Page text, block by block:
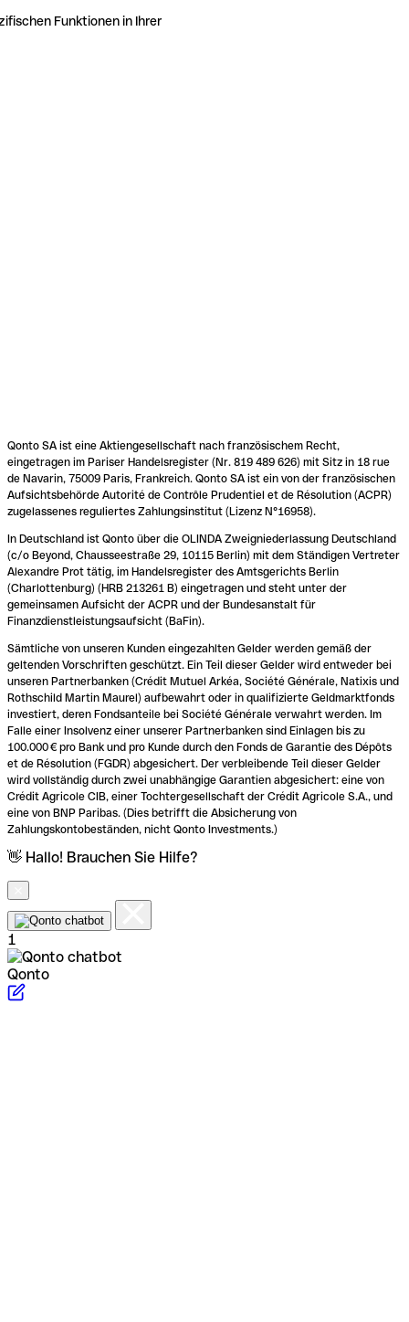
Funktionen in Ihrer
Qonto SA ist eine Aktiengesellschaft nach französischem Recht,
eingetragen im Pariser Handelsregister (Nr. 819 489 626) mit Sitz in 18 rue
de Navarin, 75009 Paris, Frankreich. Qonto SA ist ein von der französischen
Aufsichtsbehörde Autorité de Contrôle Prudentiel et de Résolution (ACPR)
zugelassenes reguliertes Zahlungsinstitut (Lizenz N°16958).
In Deutschland ist Qonto über die OLINDA Zweigniederlassung Deutschland
(c/o Beyond, Chausseestraße 29, 10115 Berlin) mit dem Ständigen Vertreter
Alexandre Prot tätig, im Handelsregister des Amtsgerichts Berlin
(Charlottenburg) (HRB 213261 B) eingetragen und steht unter der
gemeinsamen Aufsicht der ACPR und der Bundesanstalt für
Finanzdienstleistungsaufsicht (BaFin).
Sämtliche von unseren Kunden eingezahlten Gelder werden gemäß der
geltenden Vorschriften geschützt. Ein Teil dieser Gelder wird entweder bei
unseren Partnerbanken (Crédit Mutuel Arkéa, Société Générale, Natixis und
Rothschild Martin Maurel) aufbewahrt oder in qualifizierte Geldmarktfonds
investiert, deren Fondsanteile bei Société Générale verwahrt werden. Im
Falle einer Insolvenz einer unserer Partnerbanken sind Einlagen bis zu
100.000 € pro Bank und pro Kunde durch den Fonds de Garantie des Dépôts
et de Résolution (FGDR) abgesichert. Der verbleibende Teil dieser Gelder
wird vollständig durch zwei unabhängige Garantien abgesichert: eine von
Crédit Agricole CIB, einer Tochtergesellschaft der Crédit Agricole S.A., und
eine von BNP Paribas. (Dies betrifft die Absicherung von
Zahlungskontobeständen, nicht Qonto Investments.)
👋 Hallo! Brauchen Sie Hilfe?
1
Qonto